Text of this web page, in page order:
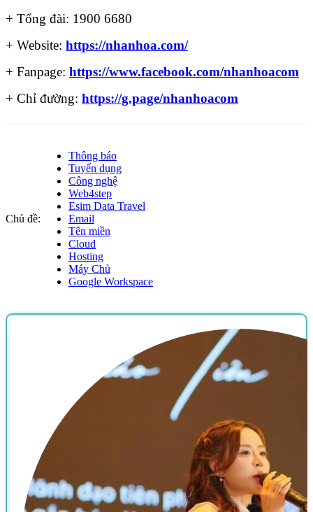
+ Tổng đài: 1900 6680
+ Website: https://nhanhoa.com/
+ Fanpage: https://www.facebook.com/nhanhoacom
+ Chỉ đường: https://g.page/nhanhoacom
Chủ đề:
Thông báo
Tuyển dụng
Công nghệ
Web4step
Esim Data Travel
Email
Tên miền
Cloud
Hosting
Máy Chủ
Google Workspace